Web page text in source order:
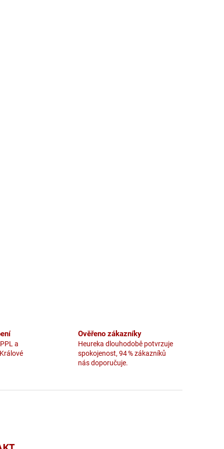
a
Ověřeno zákazníky
Heureka dlouhodobě potvrzuje
spokojenost, 94 % zákazníků
nás doporučuje.